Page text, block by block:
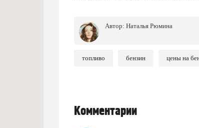
Автор: Наталья Рюмина
топливо бензин цены на
Комментарии